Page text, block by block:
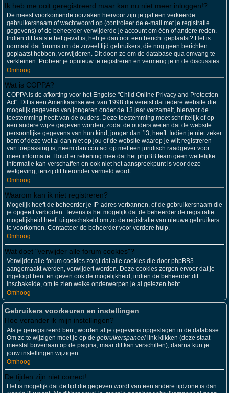
Ik heb me ooit geregistreerd maar kan nu niet meer inloggen!?
De meest voorkomende oorzaken hiervoor zijn je gaf een verkeerde
gebruikersnaam of wachtwoord op (controleer de e-mail met je registratie
gegevens) of de beheerder verwijderde je account om één of andere reden.
Indien dit laatste het geval is, heb je dan ooit een bericht geplaatst? Het is
normaal dat forums om de zoveel tijd gebruikers, die nog geen berichten
geplaatst hebben, verwijderen. Dit doen ze om de database qua omvang te
verkleinen. Probeer je opnieuw te registreren en vermeng je in de discussies.
Omhoog
Wat is COPPA?
COPPA is de afkorting voor het Engelse "Child Online Privacy and Protection
Act". Dit is een Amerikaanse wet van 1998 die vereist dat iedere website die
mogelijk gegevens van jongeren onder de 13 jaar verzamelt, hiervoor de
toestemming heeft van de ouders. Deze toestemming moet schriftelijk of op
een andere wijze gegeven worden, zodat de ouders weten dat de website
persoonlijke gegevens van hun kind, jonger dan 13, heeft. Indien je niet zeker
bent of deze wet al dan niet op jou of de website waarop je wilt registreren
van toepassing is, neem dan contact op met een juridisch raadgever voor
meer informatie. Houd er rekening mee dat het phpBB team geen wettelijke
informatie kan verschaffen en ook niet het aanspreekpunt is voor deze
wetgeving, tenzij dit hieronder vermeld wordt.
Omhoog
Waarom kan ik niet registreren?
Mogelijk heeft de beheerder je IP-adres verbannen, of de gebruikersnaam die
je opgeeft verboden. Tevens is het mogelijk dat de beheerder de registratie
mogelijkheid heeft uitgeschakeld om zo de registratie van nieuwe gebruikers
te voorkomen. Contacteer de beheerder voor verdere hulp.
Omhoog
Wat doet "verwijder alle forum cookies"?
Verwijder alle forum cookies zorgt dat alle cookies die door phpBB3
aangemaakt werden, verwijdert worden. Deze cookies zorgen ervoor dat je
ingelogd bent en geven ook de mogelijkheid, indien de beheerder dit
inschakelde, om te zien welke onderwerpen je al gelezen hebt.
Omhoog
Gebruikers voorkeuren en instellingen
Hoe verander ik mijn instellingen?
Als je geregistreerd bent, worden al je gegevens opgeslagen in de database.
Om ze te wijzigen moet je op de gebruikerspaneel link klikken (deze staat
meestal bovenaan op de pagina, maar dit kan verschillen), daarna kun je
jouw instellingen wijzigen.
Omhoog
De tijden zijn niet correct!
Het is mogelijk dat de tijd die gegeven wordt van een andere tijdzone is dan